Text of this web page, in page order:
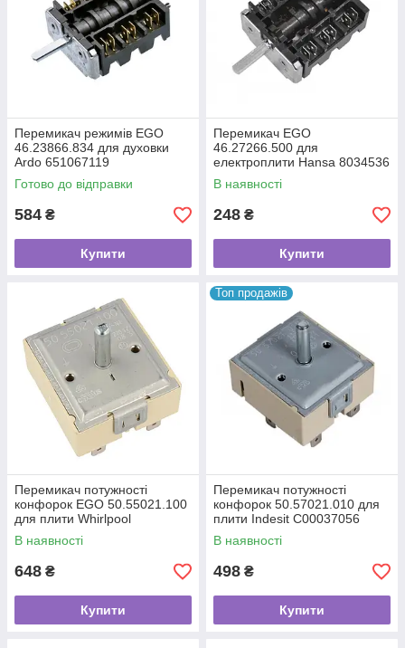
Перемикач режимів EGO
46.23866.834 для духовки
Ardo 651067119
Готово до відправки
584 ₴
Купити
Перемикач EGO
46.27266.500 для
електроплити Hansa 8034536
COK301UN
В наявності
248 ₴
Купити
Перемикач потужності
конфорок EGO 50.55021.100
для плити Whirlpool
481231038481
В наявності
648 ₴
Купити
Топ продажів
Перемикач потужності
конфорок 50.57021.010 для
плити Indesit C00037056
В наявності
498 ₴
Купити